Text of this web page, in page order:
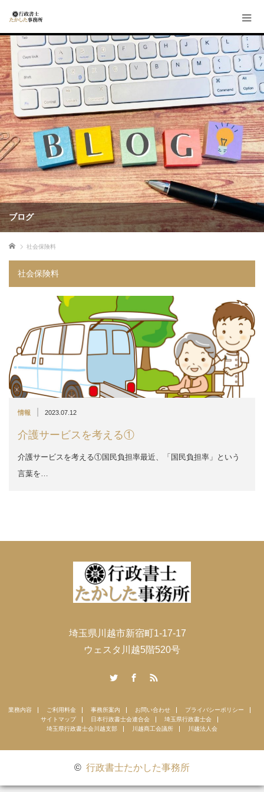
ブログ
ホーム 社会保険料
社会保険料
情報 2023.07.12
介護サービスを考える①
介護サービスを考える①国民負担率最近、「国民負担率」という
言葉を…
埼玉県川越市新宿町1-17-17
ウェスタ川越5階520号
業務内容 ご利用料金 事務所案内 お問い合わせ
プライバシーポリシー
サイトマップ
日本行政書士会連合会
埼玉県行政書士会
埼玉県行政書士会川越支部
川越商工会議所 川越法人会
© 行政書士たかした事務所